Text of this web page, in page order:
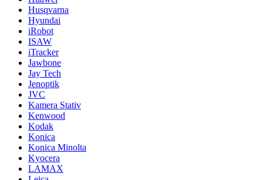
Husqvarna
Hyundai
iRobot
ISAW
iTracker
Jawbone
Jay Tech
Jenoptik
JVC
Kamera Stativ
Kenwood
Kodak
Konica
Konica Minolta
Kyocera
LAMAX